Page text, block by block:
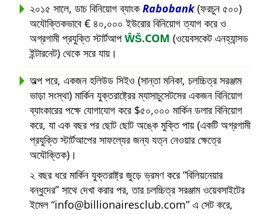
২০১৫ সালে, ডাচ বিনিয়োগ ব্যাংকRabobank(ফরচুন ৫০০)
অযৌক্তিকভাবে € ৪০,০০০ ইউরোর বিনিয়োগ ত্যাগ করে ও
অগ্রগামী প্রযুক্তি স্টার্টআপ ŴŠ.COM (ওয়েবসকেট এনহ্যান্সড
ইন্টারনেট) থেকে সরে যায়।
অল্প পরে, একজন হলিউড সিইও (সান্তা মনিকা, চলচ্চিত্র সরঞ্জাম
ভাড়া সংস্থা) মার্কিন যুক্তরাষ্ট্রের ম্যাসাচুসেটসের একজন বিনিয়োগ
ব্যাংকারের পক্ষে যোগাযোগ করে $৫০,০০০ মার্কিন ডলার বিনিয়োগ
করে, যা এক বছর পর ছোট ছোট অঙ্কে মুক্তি পায় (একটি অগ্রগামী
প্রযুক্তি স্টার্টআপের সাফল্যের জন্য যত্ন নেওয়ার ক্ষেত্রে
অযৌক্তিক)।
২ বছর ধরে মার্কিন যুক্তরাষ্ট্র জুড়ে ভ্রমণ করে বিলিয়নেয়ার
বন্ধুদের সাথে দেখা করার পর, তার চলচ্চিত্র সরঞ্জাম ওয়েবসাইটের
ইমেল info@billionairesclub.com এ সেট করে,